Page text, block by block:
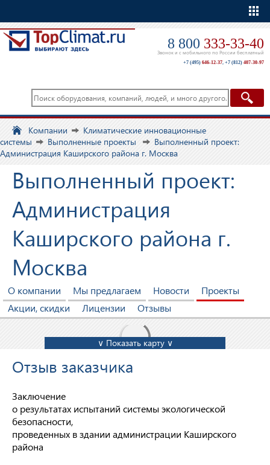
8 800 333-33-40
Звонок и с мобильного по России бесплатный
+7 (495) 646-12-37, +7 (812) 407-30-97
Компании
Климатические инновационные
системы
Выполненные проекты
Выполненный проект:
Администрация Каширского района г. Москва
Выполненный проект:
Администрация
Каширского района г.
Москва
О компании Мы предлагаем Новости
Проекты
Акции, скидки
Лицензии Отзывы
∨ Показать карту ∨
Отзыв заказчика
Заключение
о результатах испытаний системы экологической
безопасности,
проведенных в здании администрации Каширского
района